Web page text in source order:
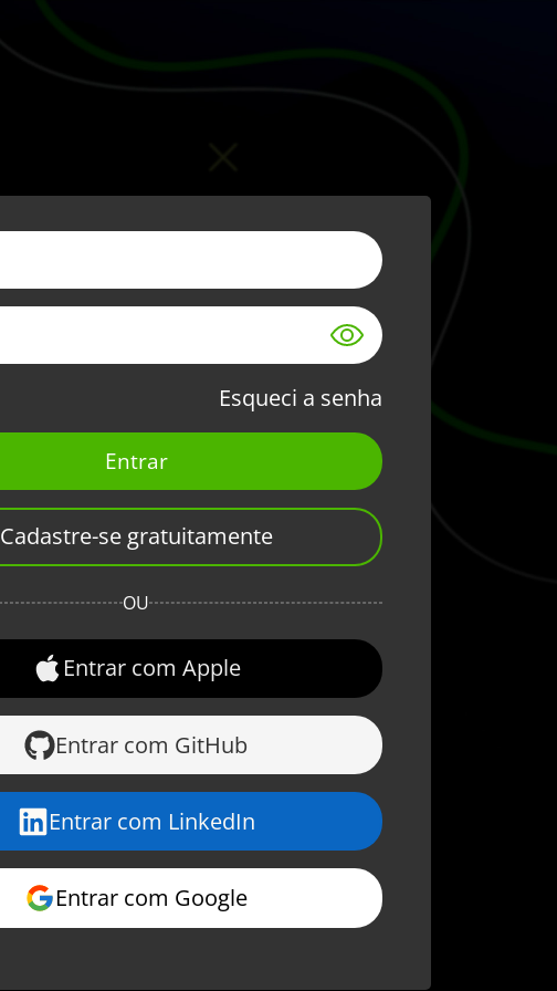
Esqueci a senha
Entrar
Cadastre-se gratuitamente
OU
Entrar com Apple
Entrar com GitHub
Entrar com LinkedIn
Entrar com Google